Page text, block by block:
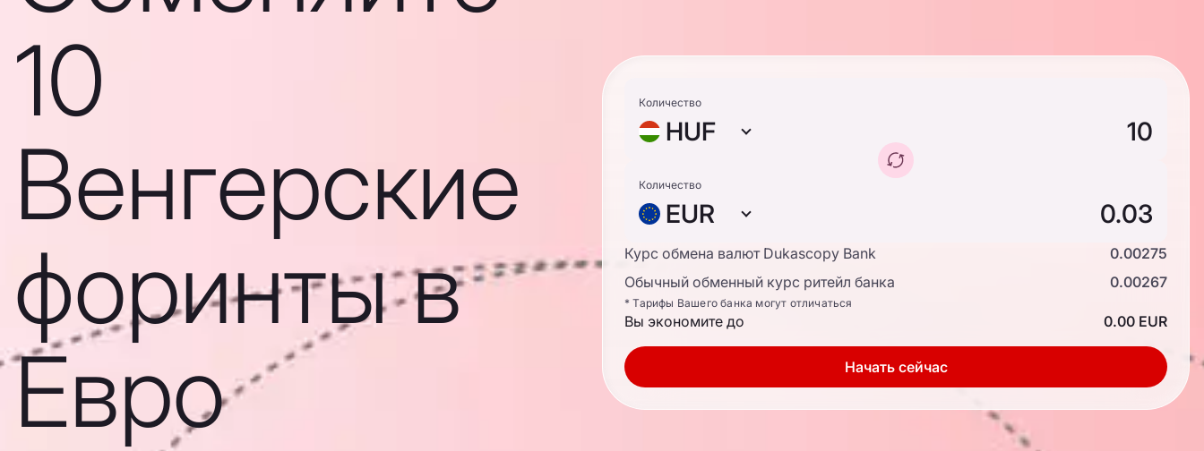
10
Венгерские
форинты в
Евро
Количество
HUF
Количество
EUR
Курс обмена валют Dukascopy Bank
0.00275
Обычный обменный курс ритейл банка
0.00267
* Тарифы Вашего банка могут отличаться
Вы экономите до 0.00 EUR
Начать сейчас